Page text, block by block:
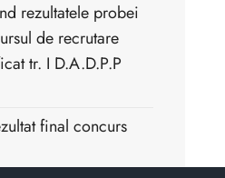
rezultatele probei
de recrutare
tr. I D.A.D.P.P
final concurs